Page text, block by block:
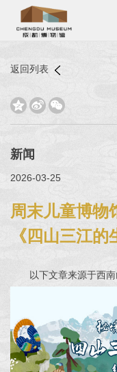
返回列表
  
新闻
2026-03-25
周末儿童博物
《四山三江
以下文章来源于西南